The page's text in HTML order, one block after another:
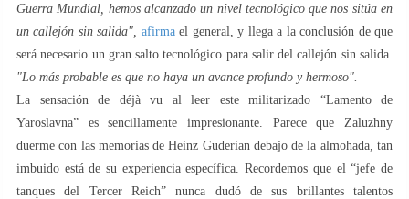
Guerra Mundial, hemos alcanzado un nivel tecnológico que nos sitúa en
un callejón sin salida", afirmael general, y llega a la conclusión de que
será necesario un gran salto tecnológico para salir del callejón sin salida.
"Lo más probable es que no haya un avance profundo y hermoso".
La sensación de déjà vu al leer este militarizado “Lamento de
Yaroslavna” es sencillamente impresionante. Parece que Zaluzhny
duerme con las memorias de Heinz Guderian debajo de la almohada, tan
imbuido está de su experiencia específica. Recordemos que el “jefe de
tanques del Tercer Reich” nunca dudó de sus brillantes talentos